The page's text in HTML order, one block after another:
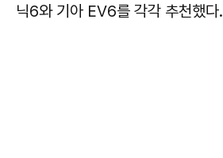
닉6와 기아 EV6를 각각 추천했다.